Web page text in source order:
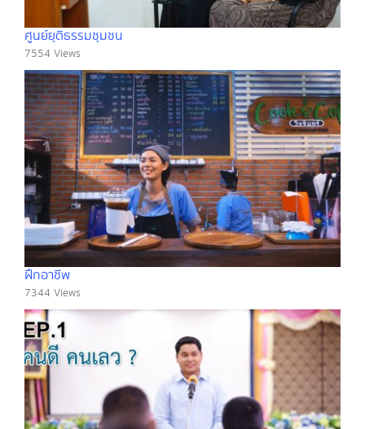
ศูนย์ยุติธรรมชุมชน
7554 Views
ฝึกอาชีพ
7344 Views